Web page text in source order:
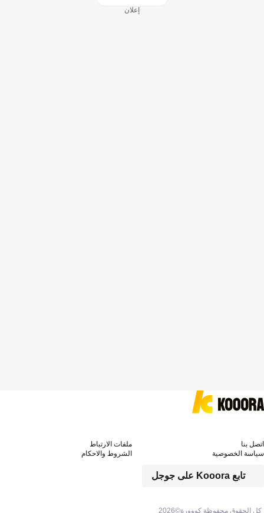
إعلان
كل الحقوق محفوظة كووورة©2026
تابع Kooora على جوجل
اتصل بنا
ملفات الارتباط
سياسة الخصوصية
الشروط والاحكام